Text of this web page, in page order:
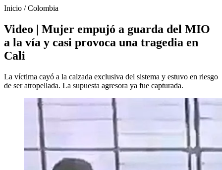
Inicio /Colombia
Video | Mujer empujó a guarda del MIO
a la vía y casi provoca una tragedia en
Cali
La víctima cayó a la calzada exclusiva del sistema y estuvo en riesgo
de ser atropellada. La supuesta agresora ya fue capturada.